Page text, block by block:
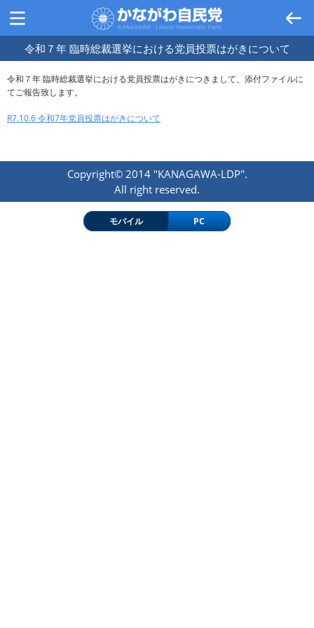
令和７年 臨時総裁選挙における党員投票はがきについて
令和７年 臨時総裁選挙における党員投票はがきにつきまして、添付ファイルに
てご報告致します。
R7.10.6 令和7年党員投票はがきについて
Copyright© 2014 "KANAGAWA-LDP".
All right reserved.
モバイル PC